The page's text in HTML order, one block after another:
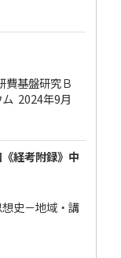
費基盤研究Ｂ
ム 2024年9月
経考附録》中
史－地域・講